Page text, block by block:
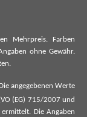
Mehrpreis. Farben
ohne Gewähr.
angegebenen Werte
(EG) 715/2007 und
Die Angaben